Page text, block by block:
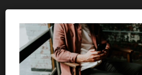
AYUDA Y SOPORTE
Help Center